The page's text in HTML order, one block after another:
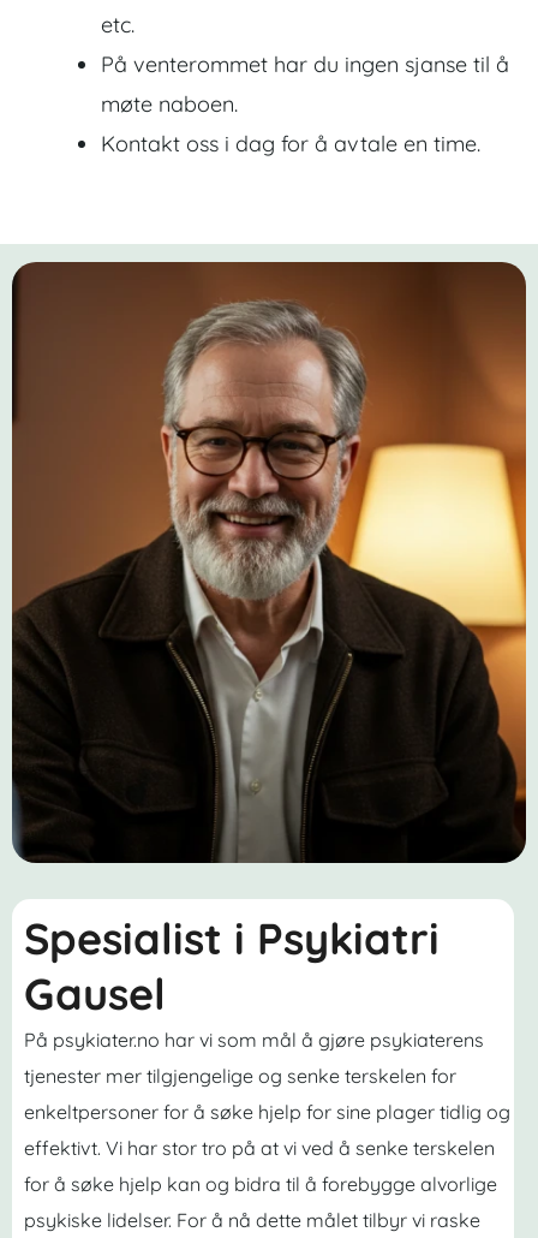
etc.
På venterommet har du ingen sjanse til å
møte naboen.
Kontakt oss i dag for å avtale en time.
Spesialist i Psykiatri
Gausel
På psykiater.no har vi som mål å gjøre psykiaterens
tjenester mer tilgjengelige og senke terskelen for
enkeltpersoner for å søke hjelp for sine plager tidlig og
effektivt. Vi har stor tro på at vi ved å senke terskelen
for å søke hjelp kan og bidra til å forebygge alvorlige
psykiske lidelser. For å nå dette målet tilbyr vi raske